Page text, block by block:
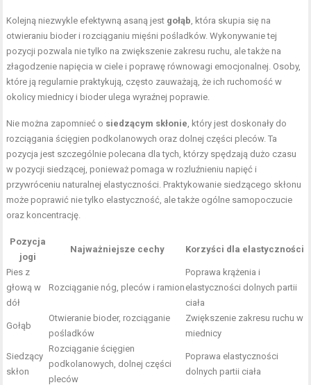
Kolejną niezwykle efektywną asaną jest gołąb , która skupia się na
otwieraniu bioder i rozciąganiu mięśni pośladków. Wykonywanie tej
pozycji pozwala nie tylko na zwiększenie zakresu ruchu, ale także na
złagodzenie napięcia w ciele i poprawę równowagi emocjonalnej. Osoby,
które ją regularnie praktykują, często zauważają, że ich ruchomość w
okolicy miednicy i bioder ulega wyraźnej poprawie.
Nie można zapomnieć o siedzącym skłonie , który jest doskonały do
rozciągania ścięgien podkolanowych oraz dolnej części pleców. Ta
pozycja jest szczególnie polecana dla tych, którzy spędzają dużo czasu
w pozycji siedzącej, ponieważ pomaga w rozluźnieniu napięć i
przywróceniu naturalnej elastyczności. Praktykowanie siedzącego skłonu
może poprawić nie tylko elastyczność, ale także ogólne samopoczucie
oraz koncentrację.
Pozycja
jogi
Najważniejsze cechy Korzyści dla elastyczności
Pies z
głową w
dół
Rozciąganie nóg, pleców i ramion
Poprawa krążenia i
elastyczności dolnych partii
ciała
Gołąb
Otwieranie bioder, rozciąganie
pośladków
Zwiększenie zakresu ruchu w
miednicy
Siedzący
skłon
Rozciąganie ścięgien
podkolanowych, dolnej części
pleców
Poprawa elastyczności
dolnych partii ciała